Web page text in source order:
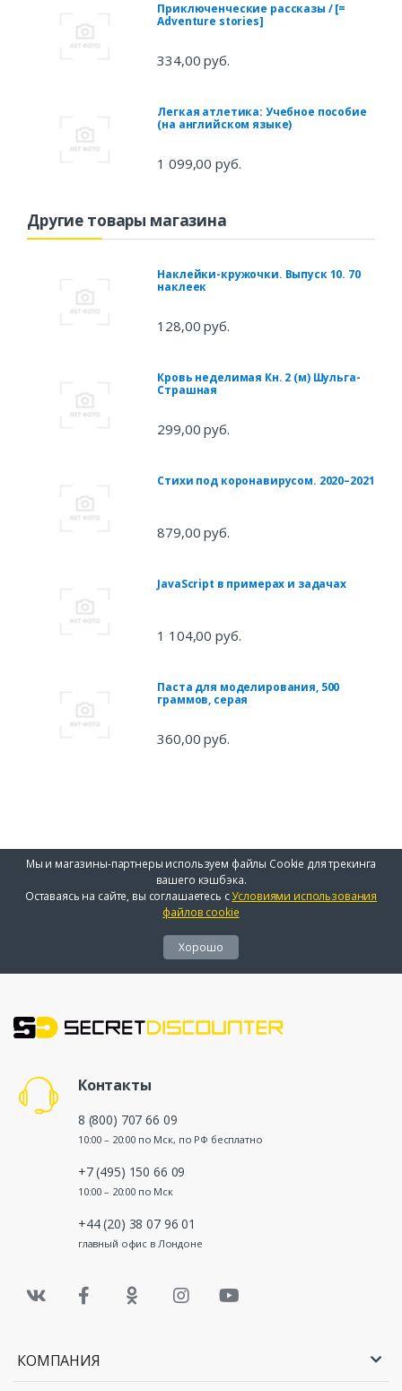
Приключенческие рассказы / [=
Adventure stories]
334,00 руб.
Легкая атлетика: Учебное пособие
(на английском языке)
1 099,00 руб.
Другие товары магазина
Наклейки-кружочки. Выпуск 10. 70
наклеек
128,00 руб.
Кровь неделимая Кн. 2 (м) Шульга-
Страшная
299,00 руб.
Стихи под коронавирусом. 2020–2021
879,00 руб.
JavaScript в примерах и задачах
1 104,00 руб.
Паста для моделирования, 500
граммов, серая
360,00 руб.
Мы и магазины-партнеры используем файлы Cookie для трекинга
вашего кэшбэка.
Оставаясь на сайте, вы соглашаетесь сУсловиями использования
файлов cookie
Хорошо
Контакты
8 (800) 707 66 09
10:00 – 20:00 по Мск, по РФ бесплатно
+7 (495) 150 66 09
10:00 – 20:00 по Мск
+44 (20) 38 07 96 01
главный офис в Лондоне
КОМПАНИЯ